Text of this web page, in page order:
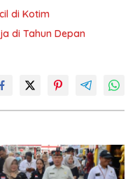
di Kotim
di Tahun Depan